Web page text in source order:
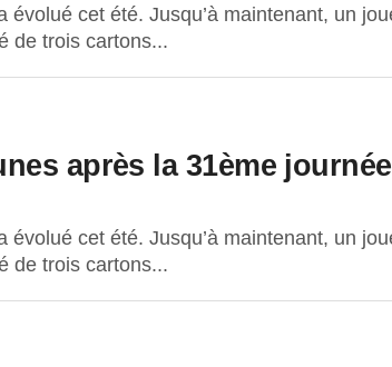
cet été. Jusqu’à maintenant, un
de trois cartons...
après la 31ème
cet été. Jusqu’à maintenant, un
de trois cartons...